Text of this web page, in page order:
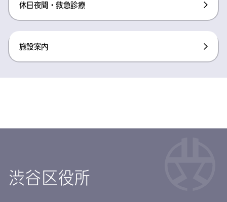
休日夜間・救急診療
施設案内
渋谷区役所